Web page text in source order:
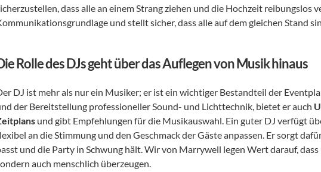
dass alle an einem Strang ziehen und die Hochzeit reibungslos
und stellt sicher, dass alle auf dem gleichen Stand
Rolle des DJs geht über das Auflegen von Musik hinaus
DJ ist mehr als nur ein Musiker; er ist ein wichtiger Bestandteil der
der Bereitstellung professioneller Sound- und Lichttechnik, bietet er auch
und gibt Empfehlungen für die Musikauswahl. Ein guter DJ verfügt
an die Stimmung und den Geschmack der Gäste anpassen. Er sorgt
und die Party in Schwung hält. Wir von Marrywell legen Wert darauf,
auch menschlich überzeugen.